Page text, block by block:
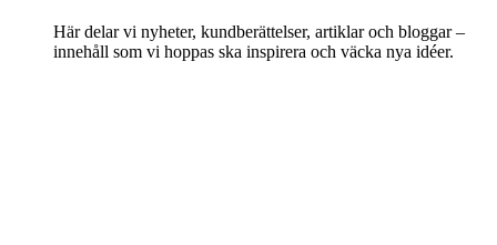
Här delar vi nyheter, kundberättelser, artiklar och bloggar –
innehåll som vi hoppas ska inspirera och väcka nya idéer.